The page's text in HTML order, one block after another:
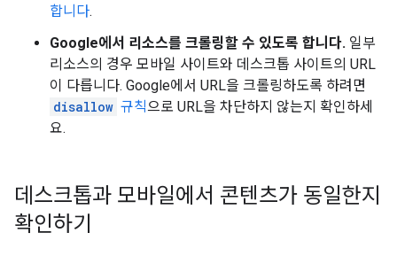
합니다.
Google에서 리소스를 크롤링할 수 있도록 합니다. 일부
리소스의 경우 모바일 사이트와 데스크톱 사이트의 URL
이 다릅니다. Google에서 URL을 크롤링하도록 하려면
disallow 규칙으로 URL을 차단하지 않는지 확인하세
요.
데스크톱과 모바일에서 콘텐츠가 동일한지
확인하기